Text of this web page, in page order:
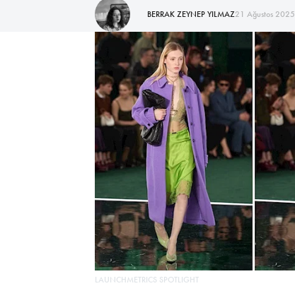
BERRAK ZEYNEP YILMAZ21 Ağustos 2025
LAUNCHMETRICS SPOTLIGHT